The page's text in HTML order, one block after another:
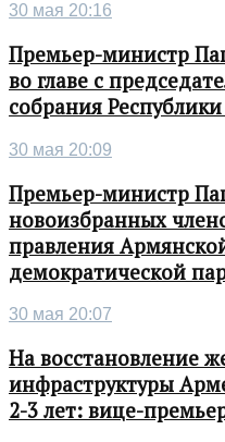
30 мая 20:16
Премьер-министр
во главе с
собрания
30 мая 20:09
Премьер-министр
новоизбранных
правления
демократической
30 мая 20:07
На восстановление
инфраструктуры
2-3 лет: вице-